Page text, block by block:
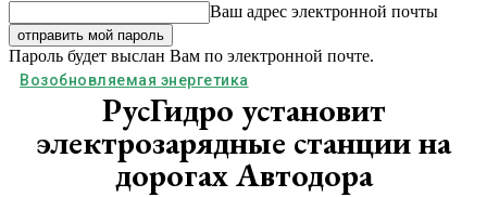
Ваш адрес электронной почты
Пароль будет выслан Вам по электронной почте.
Возобновляемая энергетика
РусГидро установит
электрозарядные станции на
дорогах Автодора